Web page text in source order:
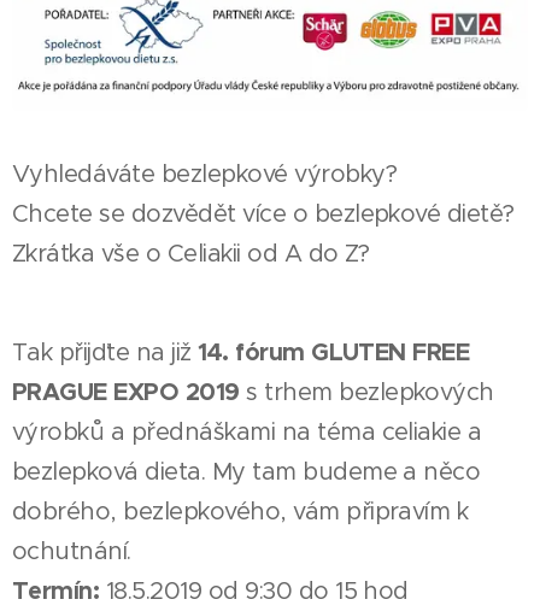
Vyhledáváte bezlepkové výrobky?
Chcete se dozvědět více o bezlepkové dietě?
Zkrátka vše o Celiakii od A do Z?
Tak přijďte na již14. fórum GLUTEN FREE
PRAGUE EXPO 2019 s trhem bezlepkových
výrobků a přednáškami na téma celiakie a
bezlepková dieta. My tam budeme a něco
dobrého, bezlepkového, vám připravím k
ochutnání.
Termín: 18.5.2019 od 9:30 do 15 hod